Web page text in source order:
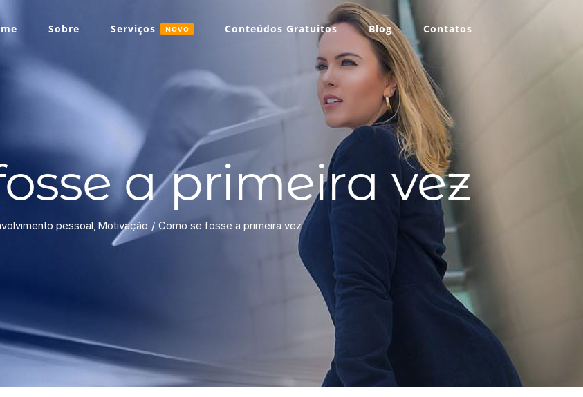
Sobre Serviços NOVO Conteúdos Gratuitos Blog Contatos
a primeira vez
pessoal Motivação Como se fosse a primeira vez